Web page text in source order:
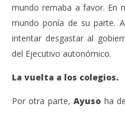
La presidenta Isabel
alcaldes socialistas de
promueven
Gobierno.
septiembre
Admin
mundo remaba a favor. En
mundo ponía de su parte.
intentar desgastar al
del Ejecutivo autonómico.
La vuelta a los colegios.
Por otra parte,Ayuso ha